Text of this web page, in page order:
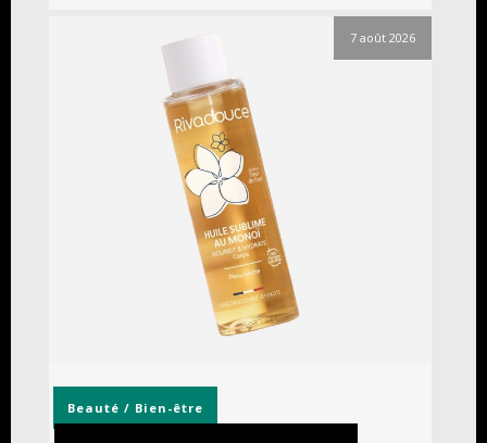
7 août 2026
Beauté / Bien-être